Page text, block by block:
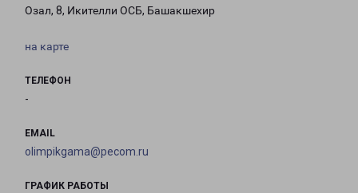
Озал, 8, Икителли ОСБ, Башакшехир
на карте
ТЕЛЕФОН
-
EMAIL
olimpikgama@pecom.ru
ГРАФИК РАБОТЫ